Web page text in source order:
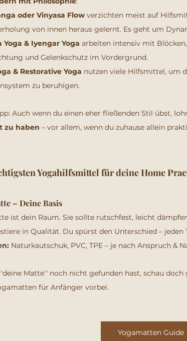
oder Vinyasa Flow verzichten meist auf
von innen heraus gelernt. Es geht um
Yoga & Iyengar Yoga arbeiten intensiv mit
und Gelenkschutz im Vordergrund.
& Restorative Yoga nutzen viele Hilfsmittel, um
zu beruhigen.
Auch wenn du einen eher fließenden Stil übst,
zu haben – vor allem, wenn du zuhause allein
Yogahilfsmittel für deine Home
– Deine Basis
ist dein Raum. Sie sollte rutschfest, leicht
in Qualität. Du spürst den Unterschied – jeden
Naturkautschuk, PVC, TPE – je nach Anspruch &
Matte'' noch nicht gefunden hast, schau
für Anfänger vorbei.
Yogamatten Guide